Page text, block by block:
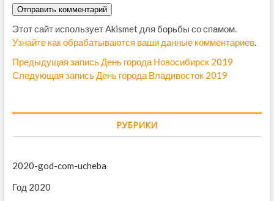
Этот сайт использует Akismet для борьбы со спамом.
Узнайте как обрабатываются ваши данные комментариев.
Н
а
г
а
ц
Предыдущая запись П
р
ы
а
День города Новосибирск 2019
Следующая запись С
д
а
День города Владивосток 2019
РУБРИКИ
2020-god-com-ucheba
Год 2020